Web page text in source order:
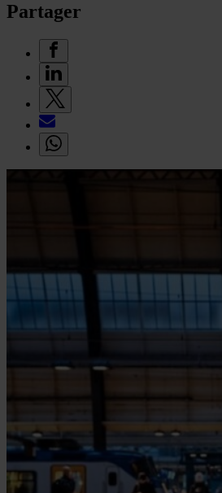
Partager